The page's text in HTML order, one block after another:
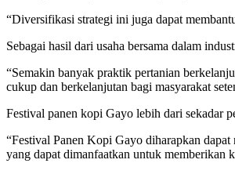
“Diversifikasi strategi ini juga dapat
Sebagai hasil dari usaha bersama dalam
“Semakin banyak praktik pertanian
cukup dan berkelanjutan bagi masyarakat
Festival panen kopi Gayo lebih dari sekadar
“Festival Panen Kopi Gayo diharapkan dapat
yang dapat dimanfaatkan untuk memberikan